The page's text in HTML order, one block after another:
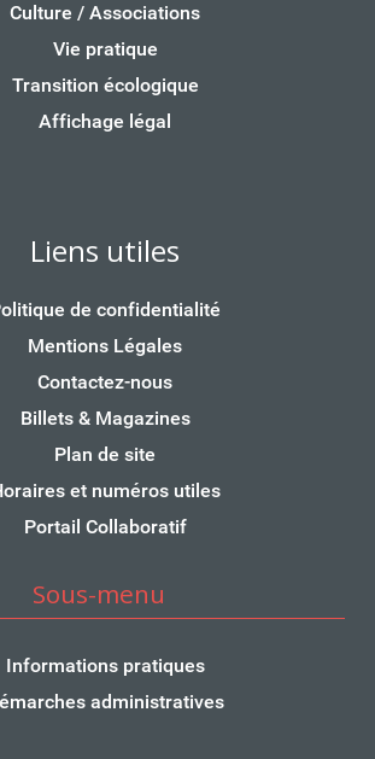
Culture / Associations
Vie pratique
Transition écologique
Affichage légal
Liens utiles
de confidentialité
Mentions Légales
Contactez-nous
Billets & Magazines
Plan de site
et numéros utiles
Portail Collaboratif
Sous-menu
Informations pratiques
administratives